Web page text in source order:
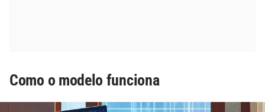
Como o modelo funciona